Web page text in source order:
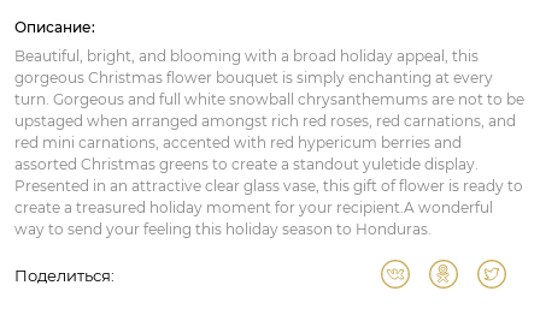
Описание:
Beautiful, bright, and blooming with a broad holiday appeal, this
gorgeous Christmas flower bouquet is simply enchanting at every
turn. Gorgeous and full white snowball chrysanthemums are not to be
upstaged when arranged amongst rich red roses, red carnations, and
red mini carnations, accented with red hypericum berries and
assorted Christmas greens to create a standout yuletide display.
Presented in an attractive clear glass vase, this gift of flower is ready to
create a treasured holiday moment for your recipient.A wonderful
way to send your feeling this holiday season to Honduras.
Поделиться: